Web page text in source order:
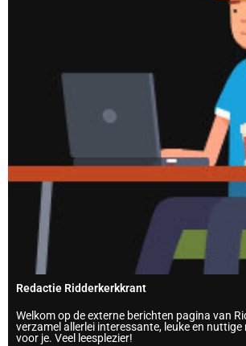
Redactie Ridderkerkkrant
Welkom op de externe berichten pagina van
verzamel allerlei interessante, leuke en
voor je. Veel leesplezier!